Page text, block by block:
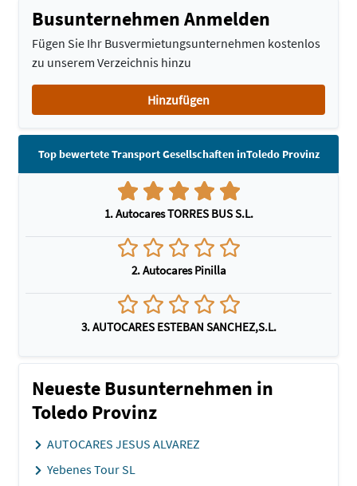
Busunternehmen Anmelden
Fügen Sie Ihr Busvermietungsunternehmen kostenlos
zu unserem Verzeichnis hinzu
Hinzufügen
Top bewertete Transport Gesellschaften inToledo Provinz
1. Autocares TORRES BUS S.L.
2. Autocares Pinilla
3. AUTOCARES ESTEBAN SANCHEZ,S.L.
Neueste Busunternehmen in
Toledo Provinz
AUTOCARES JESUS ALVAREZ
Yebenes Tour SL